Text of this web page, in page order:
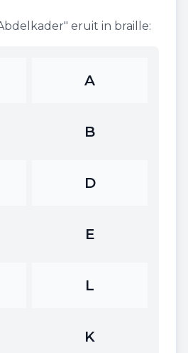
" eruit in braille:
A
B
D
E
L
K